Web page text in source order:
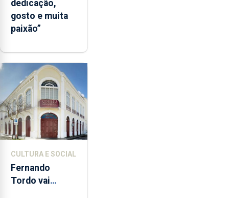
dedicação,
gosto e muita
paixão”
CULTURA E SOCIAL
Fernando
Tordo vai